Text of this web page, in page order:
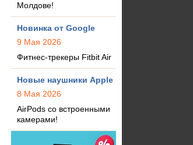
Молдове!
Новинка от Google
9 Мая 2026
Фитнес-трекеры Fitbit Air
Новые наушники Apple
8 Мая 2026
AirPods со встроенными
камерами!